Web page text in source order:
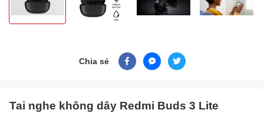
Chia sẻ
Tai nghe không dây Redmi Buds 3 Lite